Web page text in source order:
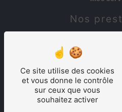
Nos
massage
massage
chi nei
facia
Ce site utilise des cookies
et vous donne le contrôle
sur ceux que vous
souhaitez activer